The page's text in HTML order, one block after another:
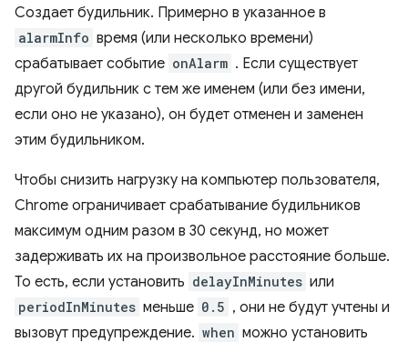
Создает будильник. Примерно в указанное в
alarmInfo время (или несколько времени)
срабатывает событие onAlarm . Если существует
другой будильник с тем же именем (или без имени,
если оно не указано), он будет отменен и заменен
этим будильником.
Чтобы снизить нагрузку на компьютер пользователя,
Chrome ограничивает срабатывание будильников
максимум одним разом в 30 секунд, но может
задерживать их на произвольное расстояние больше.
То есть, если установить delayInMinutes или
periodInMinutes меньше 0.5 , они не будут учтены и
вызовут предупреждение. when можно установить